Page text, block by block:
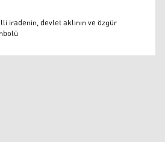
iradenin, devlet aklının ve özgür